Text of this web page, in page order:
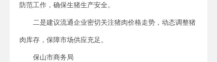
防范工作，确保生猪生产安全。
二是建议流通企业密切关注猪肉价格走势，动态调整猪
肉库存，保障市场供应充足。
保山市商务局